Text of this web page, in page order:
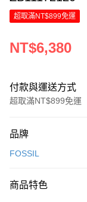
超取滿NT$899免運
NT$6,380
付款與運送方式
超取滿NT$899免運
信用卡一次付款
6 期 0 利率 每期
品牌
FOSSIL
商品特色